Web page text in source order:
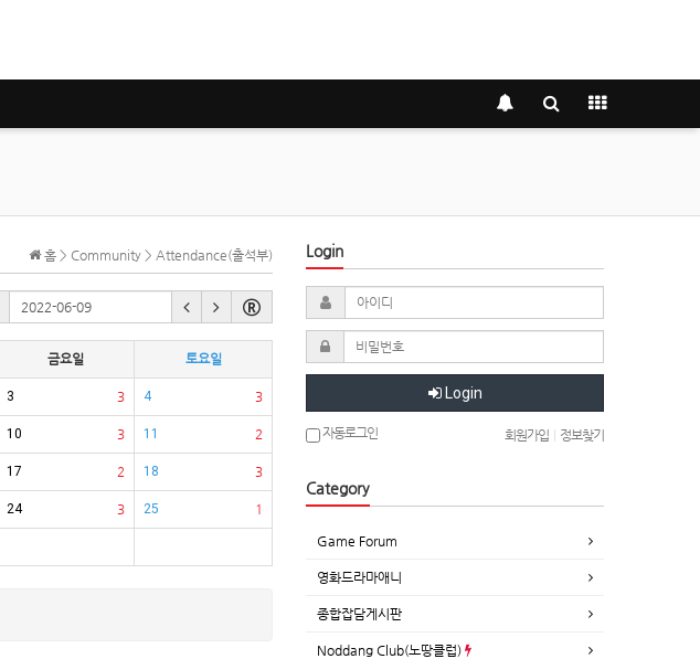
홈 > Community > Attendance(출석부)
금요일 토요일
3
3 3
4
3
10 2
11
2
17 3
18
3
24 1
25
Login
Login
자동로그인 회원가입 정보찾기
Category
Game Forum
영화드라마애니
종합잡담게시판
Noddang Club(노땅클럽)